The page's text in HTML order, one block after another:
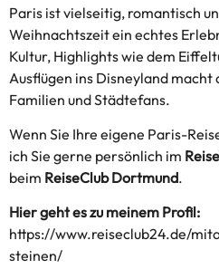
Paris ist vielseitig, romantisch
Weihnachtszeit ein echtes
Kultur, Highlights wie dem
Ausflügen ins Disneyland macht
Familien und Städtefans.
Wenn Sie Ihre eigene Paris-
ich Sie gerne persönlich im
beim ReiseClub Dortmund.
Hier geht es zu meinem Profil:
https://www.reiseclub24.de/
steinen/